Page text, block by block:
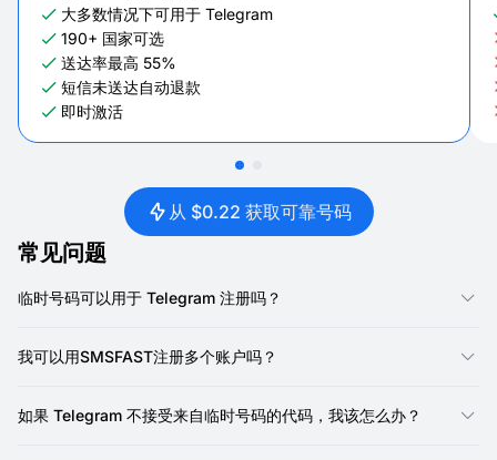
大多数情况下可用于 Telegram
190+ 国家可选
送达率最高 55%
短信未送达自动退款
即时激活
从 $0.22 获取可靠号码
常见问题
临时号码可以用于 Telegram 注册吗？
话号码来创建账户，而我们的虚拟号码提供了一种接收短信验证码
的可靠方式。
我可以用SMSFAST注册多个账户吗？
以为每个 Telegram 账户使用一个唯一的号码。
如果 Telegram 不接受来自临时号码的代码，我该怎么办？